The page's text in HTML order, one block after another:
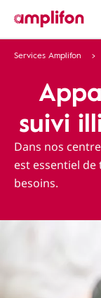
Services Amplifon
suivi
Dans nos
est essentiel de
besoins.